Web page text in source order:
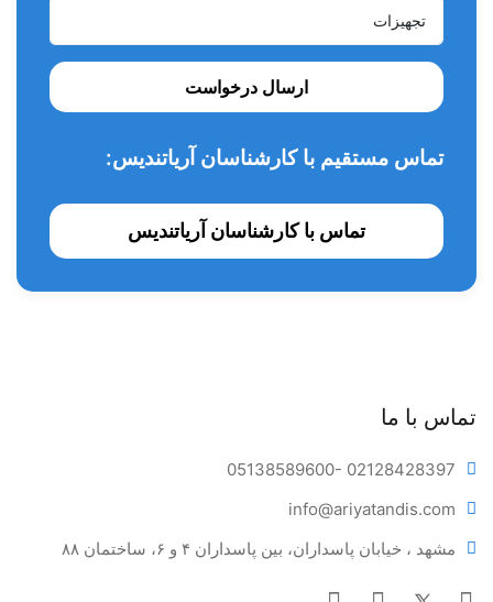
ارسال درخواست
تماس مستقیم با کارشناسان آریاتندیس:
تماس با کارشناسان آریاتندیس
تماس با ما
05138589600- 02128428397
info@ariyatandis.com
مشهد ، خیابان پاسداران، بین پاسداران ۴ و ۶، ساختمان ۸۸